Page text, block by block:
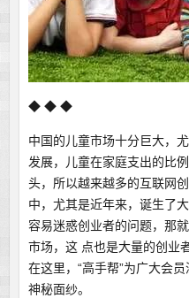
◆ ◆ ◆
中国的儿童市场十分巨大，
发展，儿童在家庭支出的比
头，所以越来越多的互联网
中，尤其是近年来，诞生了
容易迷惑创业者的问题，那
市场，这 点也是大量的创业
在这里，“高手帮”为广大会
神秘面纱。